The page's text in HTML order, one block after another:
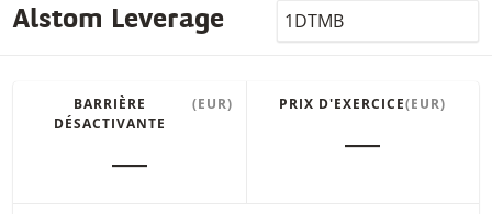
Alstom Leverage LocalCode
BARRIÈRE
DÉSACTIVANTE
(EUR)
―
PRIX D'EXERCICE(EUR)
―